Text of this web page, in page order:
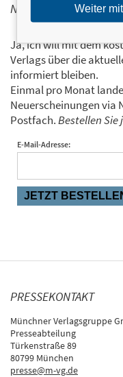
NEWSLETTER
Ja, ich will mit dem
Verlags über die
informiert bleiben.
Einmal pro Monat
Neuerscheinungen via
Postfach.Bestellen Sie
E-Mail-Adresse:
PRESSEKONTAKT
Münchner Verlagsgruppe
Presseabteilung
Türkenstraße 89
80799 München
presse@m-vg.de
Weiter